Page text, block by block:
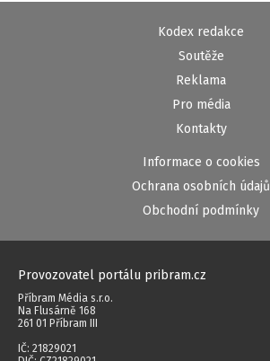
Kodex redakce
Soutěže
Reklama
Pro média
Kontakty
Informace o cookies
Ochrana osobních údajů
Obchodní podmínky
Provozovatel portálu pribram.cz
Příbram Média s.r.o.
Na Flusárně 168
261 01 Příbram III
IČ: 21829021